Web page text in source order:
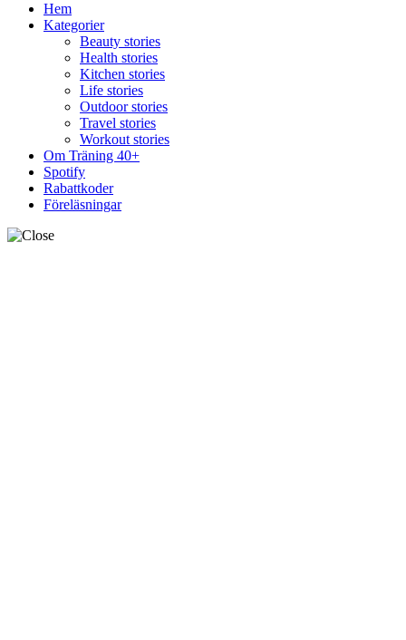
Hem
Kategorier
Beauty stories
Health stories
Kitchen stories
Life stories
Outdoor stories
Travel stories
Workout stories
Om Träning 40+
Spotify
Rabattkoder
Föreläsningar